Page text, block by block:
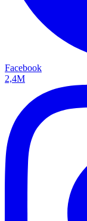
Facebook
2,4M